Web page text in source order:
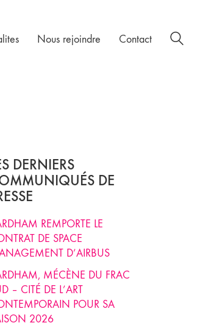
Nous rejoindre Contact
DERNIERS
DE
REMPORTE LE
DE SPACE
D’AIRBUS
MÉCÈNE DU FRAC
– CITÉ DE L’ART
POUR SA
2026